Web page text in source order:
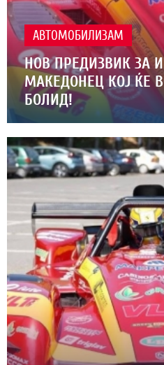
АВТОМОБИЛИЗАМ
НОВ ПРЕДИЗВИК ЗА
МАКЕДОНЕЦ КОЈ ЌЕ
БОЛИД!